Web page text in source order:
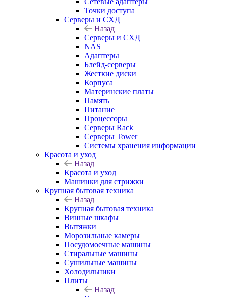
Точки доступа
Серверы и СХД
Назад
Серверы и СХД
NAS
Адаптеры
Блейд-серверы
Жесткие диски
Корпуса
Материнские платы
Память
Питание
Процессоры
Серверы Rack
Серверы Tower
Системы хранения информации
Красота и уход
Назад
Красота и уход
Машинки для стрижки
Крупная бытовая техника
Назад
Крупная бытовая техника
Винные шкафы
Вытяжки
Морозильные камеры
Посудомоечные машины
Стиральные машины
Сушильные машины
Холодильники
Плиты
Назад